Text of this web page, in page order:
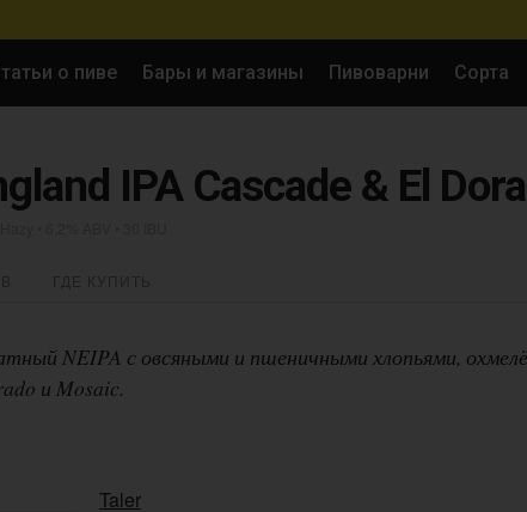
о пиве Бары и магазины Пивоварни Сорта
IPA Cascade & El
NEIPA с овсяными и пшеничными хлопьями,
и Mosaic.
Taler